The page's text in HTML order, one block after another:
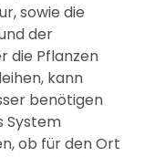
sowie die
der
die Pflanzen
kann
benötigen
System
ob für den Ort